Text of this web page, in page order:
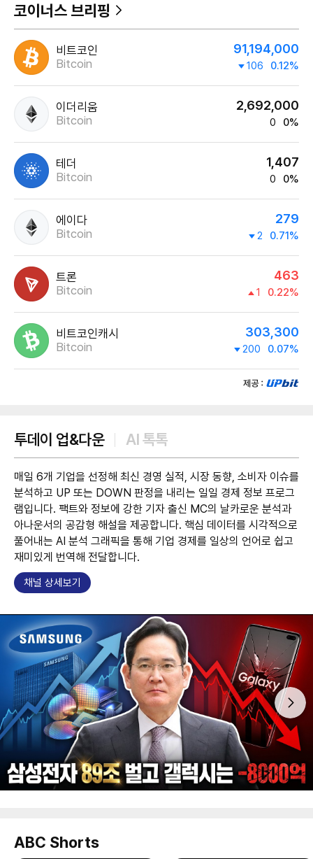
코이너스 브리핑
비트코인
Bitcoin
91,194,000
106 0.12%
이더리움
Bitcoin
2,692,000
0 0%
테더
Bitcoin
1,407
0 0%
에이다
Bitcoin
279
2 0.71%
트론
Bitcoin
463
1 0.22%
비트코인캐시
Bitcoin
303,300
200 0.07%
제공:UPbit
투데이 업&다운 AI 톡톡
매일 6개 기업을 선정해 최신 경영 실적, 시장 동향, 소비자 이슈를
분석하고 UP 또는 DOWN 판정을 내리는 일일 경제 정보 프로그
램입니다. 팩트와 정보에 강한 기자 출신 MC의 날카로운 분석과
아나운서의 공감형 해설을 제공합니다. 핵심 데이터를 시각적으로
풀어내는 AI 분석 그래픽을 통해 기업 경제를 일상의 언어로 쉽고
재미있게 번역해 전달합니다.
채널 상세보기
ABC Shorts